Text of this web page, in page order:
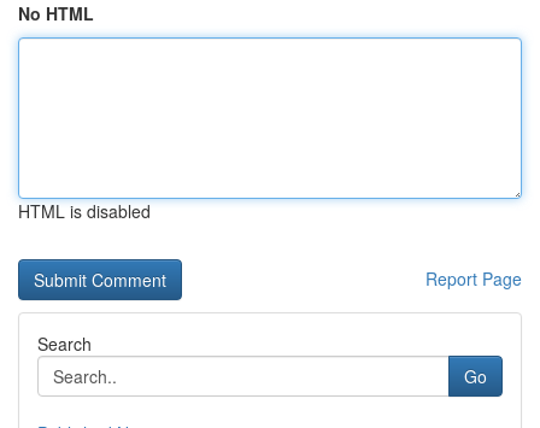
No HTML
HTML is disabled
Report Page
Search
Go